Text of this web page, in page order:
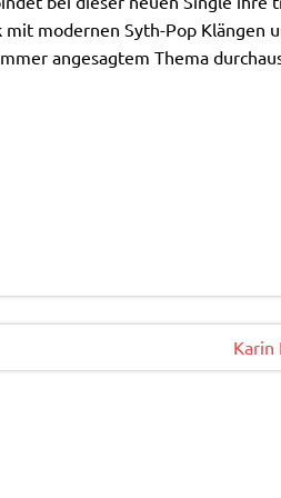
mit modernen Syth-Pop Klängen
angesagtem Thema
Karin